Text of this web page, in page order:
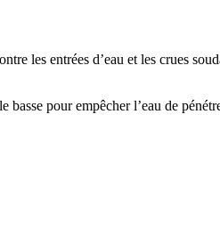
les entrées d’eau et les crues